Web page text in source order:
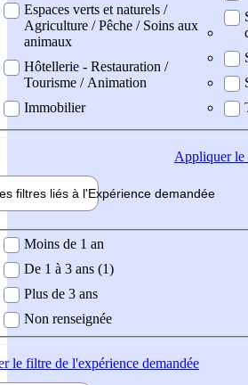
Espaces verts et naturels /
Agriculture / Pêche / Soins aux
animaux
Hôtellerie - Restauration /
Tourisme / Animation
Immobilier
Appliquerle
filtres liés à l'Expérience demandée
demandée
Moins de 1 an
De 1 à 3 ans (1)
Plus de 3 ans
Non renseignée
le filtre de l'expérience demandée